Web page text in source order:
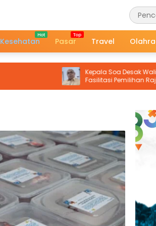
Kesehatan Pasar Travel
Kepala Soa Desak Wali Kota
Fasilitasi Pemilihan Raja Definitif
Hutumuri